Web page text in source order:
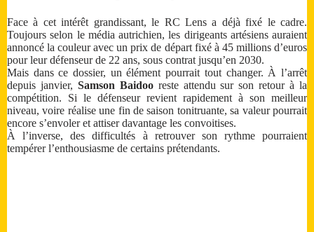
Face à cet intérêt grandissant, le RC Lens a déjà fixé le cadre.
Toujours selon le média autrichien, les dirigeants artésiens auraient
annoncé la couleur avec un prix de départ fixé à 45 millions d’euros
pour leur défenseur de 22 ans, sous contrat jusqu’en 2030.
Mais dans ce dossier, un élément pourrait tout changer. À l’arrêt
depuis janvier, Samson Baidooreste attendu sur son retour à la
compétition. Si le défenseur revient rapidement à son meilleur
niveau, voire réalise une fin de saison tonitruante, sa valeur pourrait
encore s’envoler et attiser davantage les convoitises.
À l’inverse, des difficultés à retrouver son rythme pourraient
tempérer l’enthousiasme de certains prétendants.